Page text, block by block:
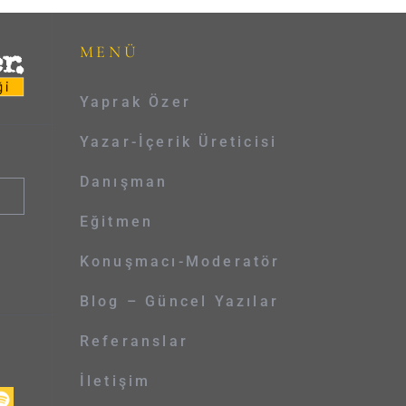
MENÜ
Yaprak Özer
Yazar-İçerik Üreticisi
Danışman
Eğitmen
Konuşmacı-Moderatör
Blog – Güncel Yazılar
Referanslar
İletişim